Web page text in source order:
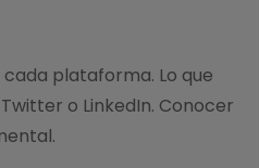
plataforma. Lo que
o LinkedIn. Conocer